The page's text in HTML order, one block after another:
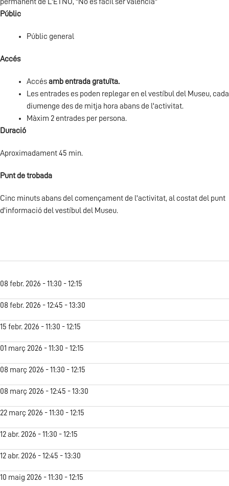
Públic
Públic general
Accés
Accésamb entrada gratuïta.
Les entrades es poden replegar en el vestíbul del Museu, cada
diumenge des de mitja hora abans de l'activitat.
Màxim 2 entrades per persona.
Duració
Aproximadament 45 min.
Punt de trobada
Cinc minuts abans del començament de l'activitat, al costat del punt
d'informació del vestíbul del Museu.
08 febr. 2026 - 11:30 - 12:15
08 febr. 2026 - 12:45 - 13:30
15 febr. 2026 - 11:30 - 12:15
01 març 2026 - 11:30 - 12:15
08 març 2026 - 11:30 - 12:15
08 març 2026 - 12:45 - 13:30
22 març 2026 - 11:30 - 12:15
12 abr. 2026 - 11:30 - 12:15
12 abr. 2026 - 12:45 - 13:30
10 maig 2026 - 11:30 - 12:15